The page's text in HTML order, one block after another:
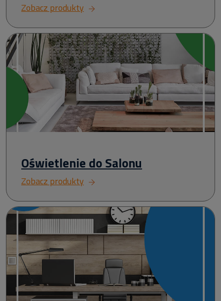
Zobacz produkty
Oświetlenie do Salonu
Zobacz produkty